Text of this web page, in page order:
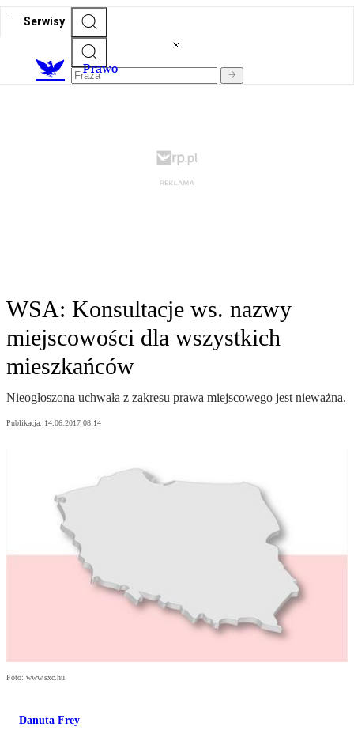
Serwisy
Prawo
WSA: Konsultacje ws. nazwy
miejscowości dla wszystkich
mieszkańców
Nieogłoszona uchwała z zakresu prawa miejscowego jest nieważna.
Publikacja: 14.06.2017 08:14
Foto: www.sxc.hu
Danuta Frey